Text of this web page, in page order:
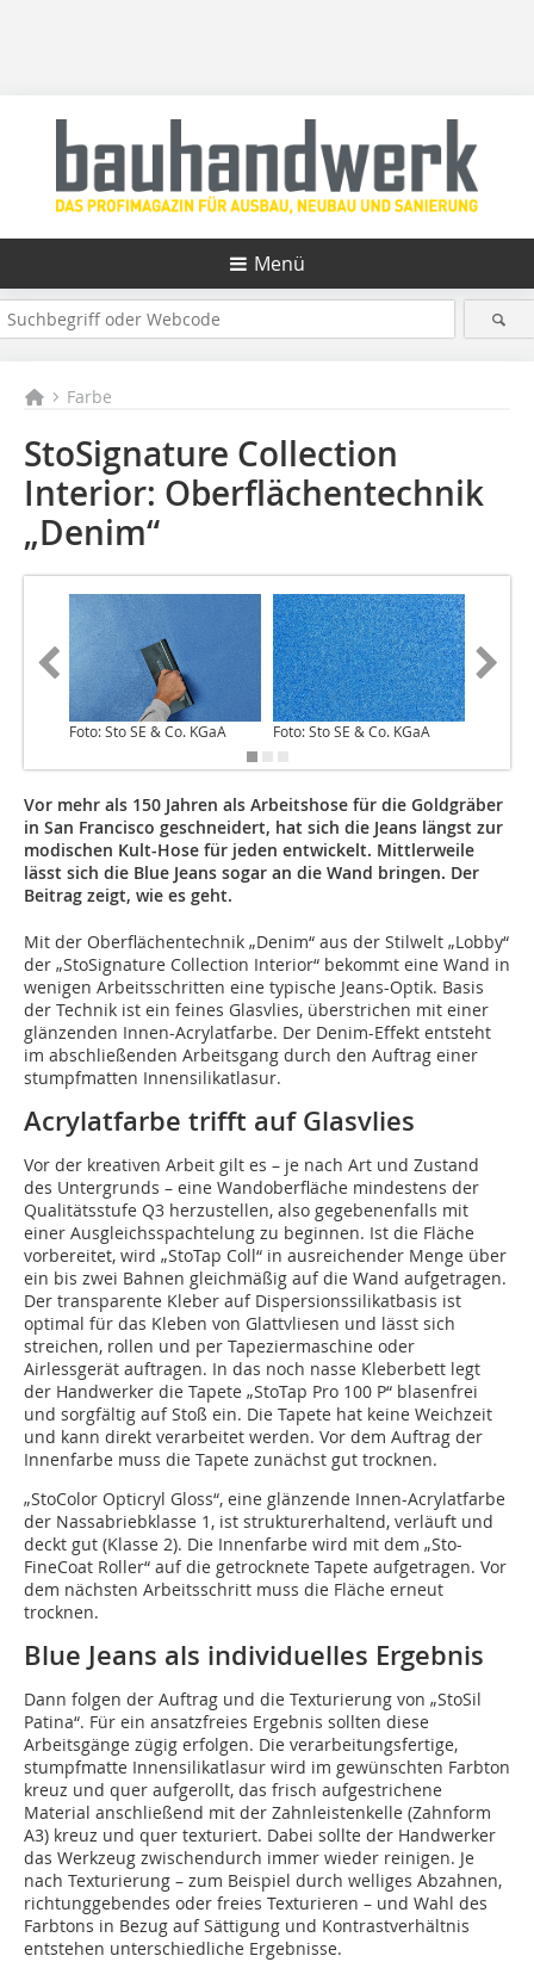
Menü
Farbe
StoSignature Collection
Interior: Oberflächentechnik
„Denim“
Foto: Sto SE & Co. KGaA Foto: Sto SE & Co. KGaA
Vor mehr als 150 Jahren als Arbeitshose für die Goldgräber
in San Francisco geschneidert, hat sich die Jeans längst zur
modischen Kult-Hose für jeden entwickelt. Mittlerweile
lässt sich die Blue Jeans sogar an die Wand bringen. Der
Beitrag zeigt, wie es geht.
Mit der Oberflächentechnik „Denim“ aus der Stilwelt „Lobby“
der „StoSignature Collection Interior“ bekommt eine Wand in
wenigen Arbeitsschritten eine typische Jeans-Optik. Basis
der Technik ist ein feines Glasvlies, überstrichen mit einer
glänzenden Innen-Acrylatfarbe. Der Denim-Effekt entsteht
im abschließenden Arbeitsgang durch den Auftrag einer
stumpfmatten Innensilikatlasur.
Acrylatfarbe trifft auf Glasvlies
Vor der kreativen Arbeit gilt es – je nach Art und Zustand
des Untergrunds – eine Wandoberfläche mindestens der
Qualitätsstufe Q3 herzustellen, also gegebenenfalls mit
einer Ausgleichsspachtelung zu beginnen. Ist die Fläche
vorbereitet, wird „StoTap Coll“ in ausreichender Menge über
ein bis zwei Bahnen gleichmäßig auf die Wand aufgetragen.
Der transparente Kleber auf Dispersionssilikatbasis ist
optimal für das Kleben von Glattvliesen und lässt sich
streichen, rollen und per Tapeziermaschine oder
Airlessgerät auftragen. In das noch nasse Kleberbett legt
der Handwerker die Tapete „StoTap Pro 100 P“ blasenfrei
und sorgfältig auf Stoß ein. Die Tapete hat keine Weichzeit
und kann direkt verarbeitet werden. Vor dem Auftrag der
Innenfarbe muss die Tapete zunächst gut trocknen.
„StoColor Opticryl Gloss“, eine glänzende Innen-Acrylatfarbe
der Nassabriebklasse 1, ist strukturerhaltend, verläuft und
deckt gut (Klasse 2). Die Innenfarbe wird mit dem „Sto-
FineCoat Roller“ auf die getrocknete Tapete aufgetragen. Vor
dem nächsten Arbeitsschritt muss die Fläche erneut
trocknen.
Blue Jeans als individuelles Ergebnis
Dann folgen der Auftrag und die Texturierung von „StoSil
Patina“. Für ein ansatzfreies Ergebnis sollten diese
Arbeitsgänge zügig erfolgen. Die verarbeitungsfertige,
stumpfmatte Innensilikatlasur wird im gewünschten Farbton
kreuz und quer aufgerollt, das frisch aufgestrichene
Material anschließend mit der Zahnleistenkelle (Zahnform
A3) kreuz und quer texturiert. Dabei sollte der Handwerker
das Werkzeug zwischendurch immer wieder reinigen. Je
nach Texturierung – zum Beispiel durch welliges Abzahnen,
richtunggebendes oder freies Texturieren – und Wahl des
Farbtons in Bezug auf Sättigung und Kontrastverhältnis
entstehen unterschiedliche Ergebnisse.